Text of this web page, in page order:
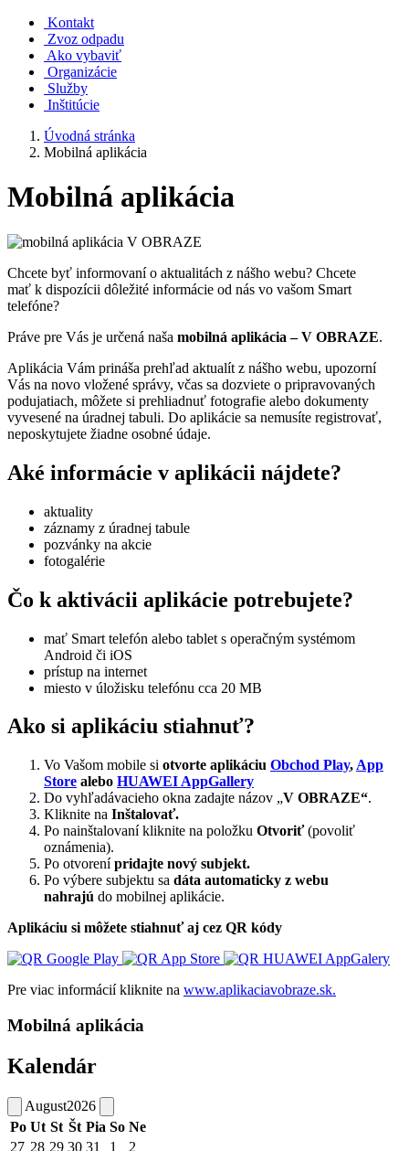
Kontakt
Zvoz odpadu
Ako vybaviť
Organizácie
Služby
Inštitúcie
Úvodná stránka
Mobilná aplikácia
Mobilná aplikácia
Chcete byť informovaní o aktualitách z nášho webu? Chcete
mať k dispozícii dôležité informácie od nás vo vašom Smart
telefóne?
Práve pre Vás je určená naša mobilná aplikácia – V OBRAZE.
Aplikácia Vám prináša prehľad aktualít z nášho webu, upozorní
Vás na novo vložené správy, včas sa dozviete o pripravovaných
podujatiach, môžete si prehliadnuť fotografie alebo dokumenty
vyvesené na úradnej tabuli. Do aplikácie sa nemusíte registrovať,
neposkytujete žiadne osobné údaje.
Aké informácie v aplikácii nájdete?
aktuality
záznamy z úradnej tabule
pozvánky na akcie
fotogalérie
Čo k aktivácii aplikácie potrebujete?
mať Smart telefón alebo tablet s operačným systémom
Android či iOS
prístup na internet
miesto v úložisku telefónu cca 20 MB
Ako si aplikáciu stiahnuť?
Vo Vašom mobile si otvorte aplikáciu Obchod Play, App
Store alebo HUAWEI AppGallery
Do vyhľadávacieho okna zadajte názov „V OBRAZE“.
Kliknite na Inštalovať.
Po nainštalovaní kliknite na položku Otvoriť(povoliť
oznámenia).
Po otvorenípridajte nový subjekt.
Po výbere subjektu sa dáta automaticky z webu
nahrajú do mobilnej aplikácie.
Aplikáciu si môžete stiahnuť aj cez QR kódy
Pre viac informácií kliknite na www.aplikaciavobraze.sk.
Mobilná aplikácia
Kalendár
August2026
Po Ut St Št Pia So Ne
27 28 29 30 31 1
2